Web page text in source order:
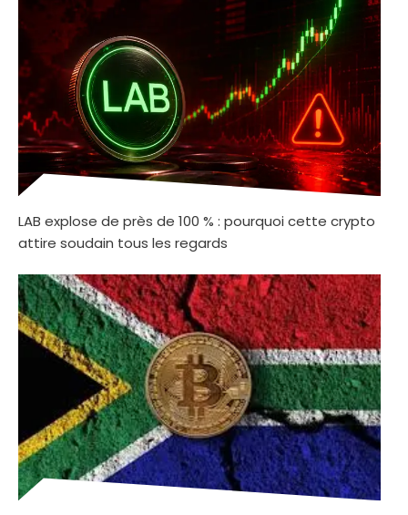
LAB explose de près de 100 % : pourquoi cette crypto
attire soudain tous les regards